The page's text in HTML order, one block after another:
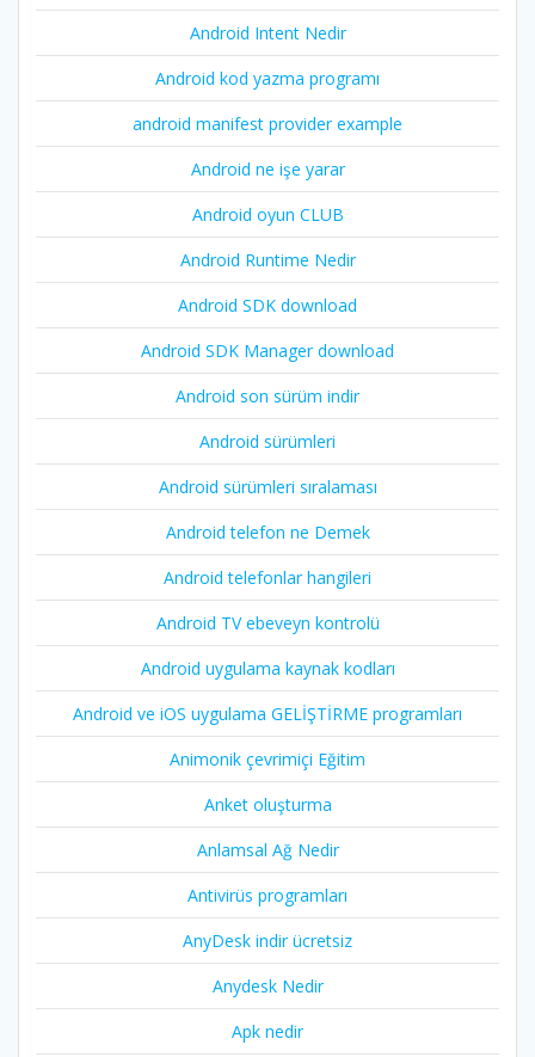
Android Intent Nedir
Android kod yazma programı
android manifest provider example
Android ne işe yarar
Android oyun CLUB
Android Runtime Nedir
Android SDK download
Android SDK Manager download
Android son sürüm indir
Android sürümleri
Android sürümleri sıralaması
Android telefon ne Demek
Android telefonlar hangileri
Android TV ebeveyn kontrolü
Android uygulama kaynak kodları
Android ve iOS uygulama GELİŞTİRME programları
Animonik çevrimiçi Eğitim
Anket oluşturma
Anlamsal Ağ Nedir
Antivirüs programları
AnyDesk indir ücretsiz
Anydesk Nedir
Apk nedir